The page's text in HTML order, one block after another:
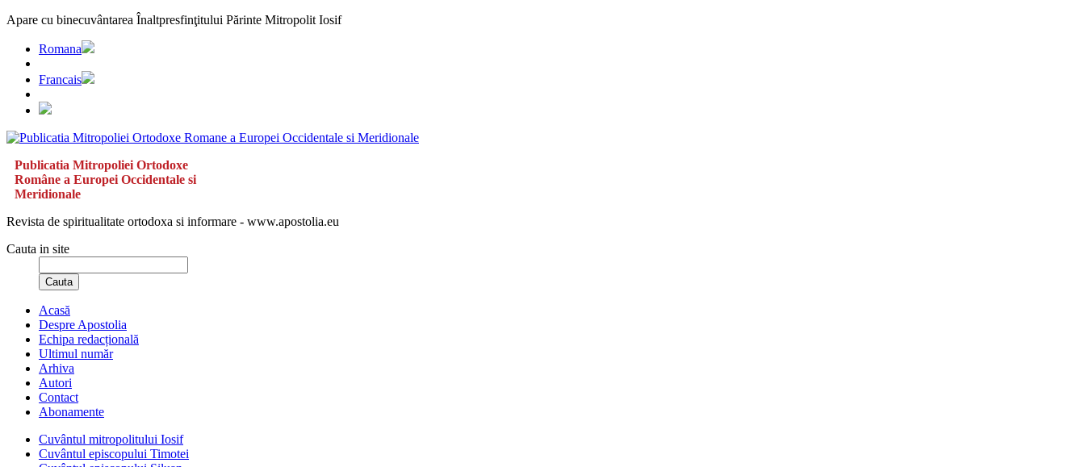
Apare cu binecuvântarea Înaltpresfinţitului Părinte Mitropolit Iosif
Romana
Francais
Publicatia Mitropoliei Ortodoxe
Române a Europei Occidentale si
Meridionale
Revista de spiritualitate ortodoxa si informare - www.apostolia.eu
Cauta in site
Cauta
Acasă
Despre Apostolia
Echipa redacțională
Ultimul număr
Arhiva
Autori
Contact
Abonamente
Cuvântul mitropolitului Iosif
Cuvântul episcopului Timotei